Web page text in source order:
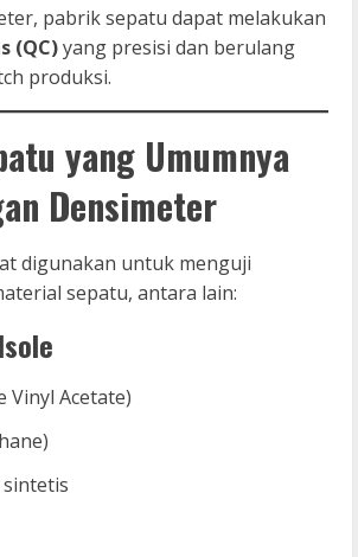
pabrik sepatu dapat melakukan
(QC)yang presisi dan berulang
produksi.
yang Umumnya
Densimeter
digunakan untuk menguji
sepatu, antara lain:
Vinyl Acetate)
sintetis